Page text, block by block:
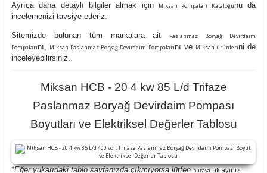
Ayrıca daha detaylı bilgiler almak için Miksan Pompaları Kataloğunu da
incelemenizi tavsiye ederiz.
Sitemizde bulunan tüm markalara ait
Paslanmaz Boryağ Devirdaim
Pompalarını, Miksan Paslanmaz Boryağ Devirdaim Pompalarını ve Miksan ürünlerini de
inceleyebilirsiniz.
Miksan HCB - 20 4 kw 85 L/d Trifaze
Paslanmaz Boryağ Devirdaim Pompası
Boyutları ve Elektriksel Değerler Tablosu
*Eğer yukarıdaki tablo sayfanızda çıkmıyorsa lütfenburayatıklayınız.